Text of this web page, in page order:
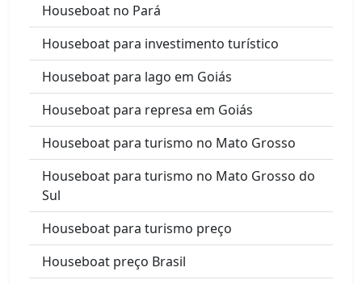
Houseboat no Pará
Houseboat para investimento turístico
Houseboat para lago em Goiás
Houseboat para represa em Goiás
Houseboat para turismo no Mato Grosso
Houseboat para turismo no Mato Grosso do
Sul
Houseboat para turismo preço
Houseboat preço Brasil